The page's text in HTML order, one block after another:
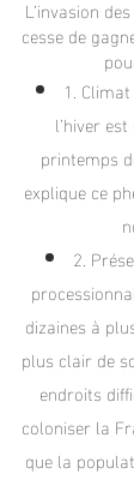
L’invasion
cesse de
1.
l’hiver
printemps
explique ce
2.
dizaines à
plus clair de
endroits
coloniser la
que la